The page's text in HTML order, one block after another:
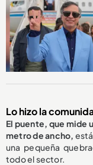
Lo hizo la
El puente, que mide
metro de ancho,
una pequeña
todo el sector.